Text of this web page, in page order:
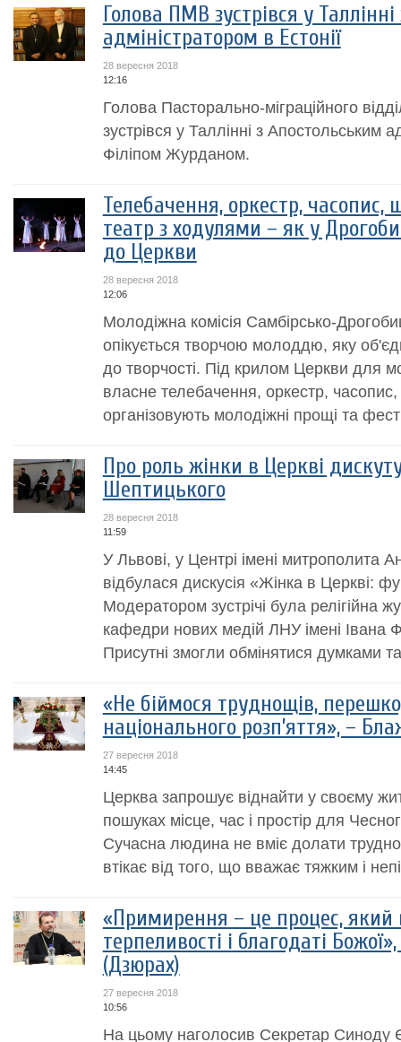
Голова ПМВ зустрівся у
адміністратором в Естонії
28 вересня 2018
12:16
Голова Пасторально-міграційного
зустрівся у Таллінні з Апостольським
Філіпом Журданом.
Телебачення, оркестр, часопис,
театр з ходулями – як у
до Церкви
28 вересня 2018
12:06
Молодіжна комісія Самбірсько-
опікується творчою молоддю, яку
до творчості. Під крилом Церкви для
власне телебачення, оркестр,
організовують молодіжні прощі та
Про роль жінки в Церкві
Шептицького
28 вересня 2018
11:59
У Львові, у Центрі імені митрополита
відбулася дискусія «Жінка в Церкві:
Модератором зустрічі була релігійна
кафедри нових медій ЛНУ імені
Присутні змогли обмінятися думками
«Не біймося труднощів,
національного розп’яття», –
27 вересня 2018
14:45
Церква запрошує віднайти у своєму
пошуках місце, час і простір для
Сучасна людина не вміє долати
втікає від того, що вважає тяжким і
«Примирення – це процес, який
терпеливості і благодаті
(Дзюрах)
27 вересня 2018
10:56
На цьому наголосив Секретар Синоду